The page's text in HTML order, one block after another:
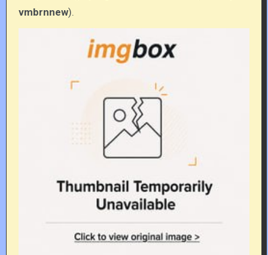
vmbrnnew).